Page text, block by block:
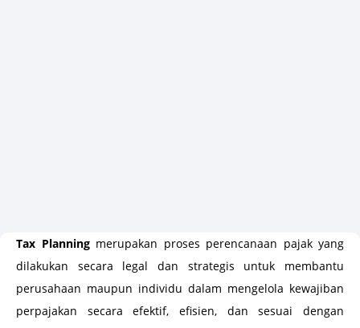
Tax Planningmerupakan proses perencanaan pajak yang
dilakukan secara legal dan strategis untuk membantu
perusahaan maupun individu dalam mengelola kewajiban
perpajakan secara efektif, efisien, dan sesuai dengan